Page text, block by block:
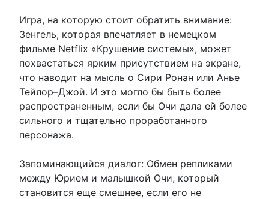
Игра, на которую стоит обратить внимание:
Зенгель, которая впечатляет в немецком
фильме Netflix «Крушение системы», может
похвастаться ярким присутствием на экране,
что наводит на мысль о Сири Ронан или Анье
Тейлор–Джой. И это могло бы быть более
распространенным, если бы Очи дала ей более
сильного и тщательно проработанного
персонажа.
Запоминающийся диалог: Обмен репликами
между Юрием и малышкой Очи, который
становится еще смешнее, если его не